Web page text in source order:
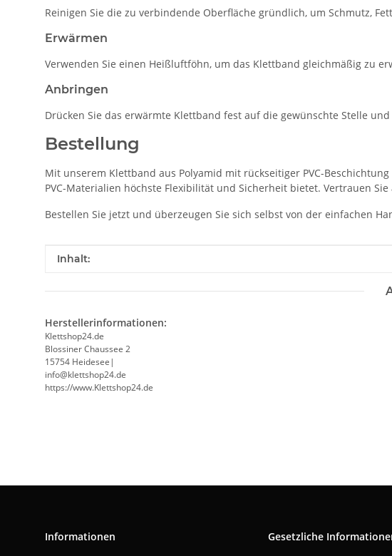
Reinigen Sie die zu verbindende Oberfläche gründlich, um Schmutz,
Erwärmen
Verwenden Sie einen Heißluftföhn, um das Klettband gleichmäßig zu
Anbringen
Drücken Sie das erwärmte Klettband fest auf die gewünschte Stelle
Bestellung
Mit unserem Klettband aus Polyamid mit rückseitiger PVC-
PVC-Materialien höchste Flexibilität und Sicherheit bietet. Vertrauen
Bestellen Sie jetzt und überzeugen Sie sich selbst von der einfachen
Produkteigenschaft
Wert
Inhalt:
Herstellerinformationen:
Klettshop24.de
Blossiner Chaussee 2
15754 Heidesee|
info@klettshop24.de
https://www.Klettshop24.de
Informationen Gesetzliche